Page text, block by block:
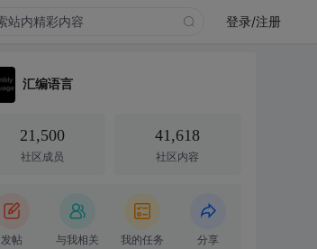
登录/注册
汇编语言
21,500
社区成员
41,618
社区内容
发帖 与我相关 我的任务 分享